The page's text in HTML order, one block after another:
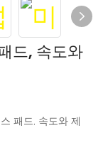
드, 속도와
패드, 속도와 제